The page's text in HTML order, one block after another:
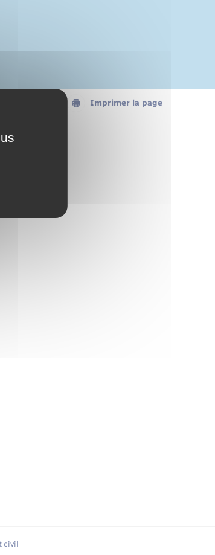
Imprimer la page
civil